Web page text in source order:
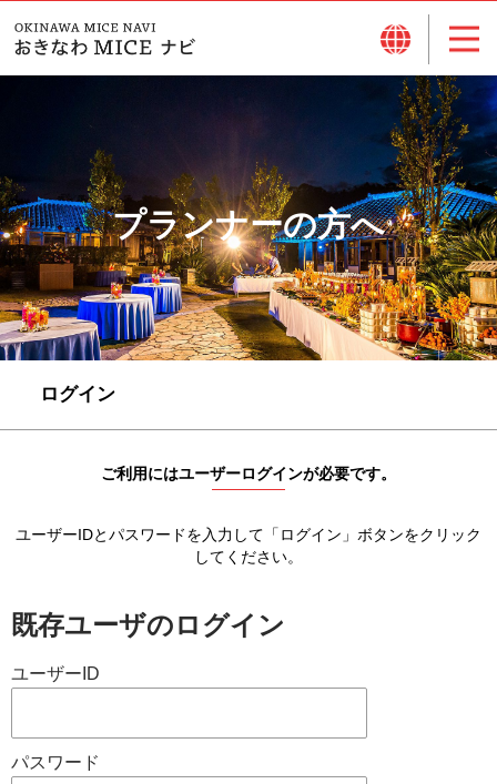
プランナーの方へ
ログイン
ご利用にはユーザーログインが必要です。
ユーザーIDとパスワードを入力して「ログイン」ボタンをクリック
してください。
既存ユーザのログイン
ユーザーID
パスワード